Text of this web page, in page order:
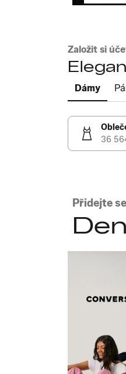
Založit si
Dámy
36
Přidejte